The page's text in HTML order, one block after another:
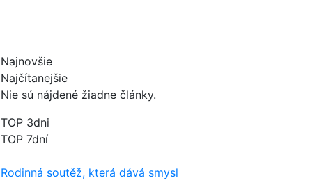
Najnovšie
Najčítanejšie
Nie sú nájdené žiadne články.
TOP 3dni
TOP 7dní
Rodinná soutěž, která dává smysl